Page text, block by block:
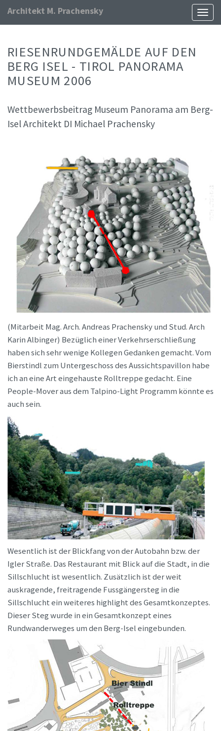
ein-/
Architekt M. Prachensky
RIESENRUNDGEMÄLDE AUF DEN
BERG ISEL - TIROL PANORAMA
MUSEUM 2006
Wettbewerbsbeitrag Museum Panorama am Berg-
Isel Architekt DI Michael Prachensky
(Mitarbeit Mag. Arch. Andreas Prachensky und Stud. Arch
Karin Albinger) Bezüglich einer Verkehrserschließung
haben sich sehr wenige Kollegen Gedanken gemacht. Vom
Bierstindl zum Untergeschoss des Aussichtspavillon habe
ich an eine Art eingehauste Rolltreppe gedacht. Eine
People-Mover aus dem Talpino-Light Programm könnte es
auch sein.
Wesentlich ist der Blickfang von der Autobahn bzw. der
Igler Straße. Das Restaurant mit Blick auf die Stadt, in die
Sillschlucht ist wesentlich. Zusätzlich ist der weit
auskragende, freitragende Fussgängersteg in die
Sillschlucht ein weiteres highlight des Gesamtkonzeptes.
Dieser Steg wurde in ein Gesamtkonzept eines
Rundwanderweges um den Berg-Isel eingebunden.